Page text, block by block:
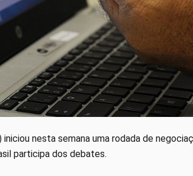
iniciou nesta semana uma rodada de
participa dos debates.